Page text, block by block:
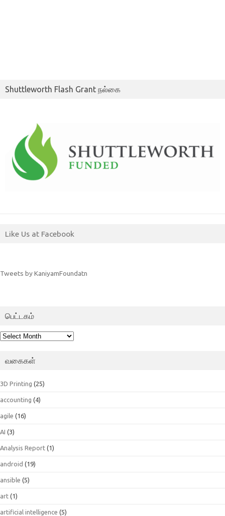
Shuttleworth Flash Grant நல்கை
Like Us at Facebook
Tweets by KaniyamFoundatn
பெட்டகம்
பெட்டகம்
வகைகள்
3D Printing (25)
accounting (4)
agile (16)
AI (3)
Analysis Report (1)
android (19)
ansible (5)
art (1)
artificial intelligence (5)